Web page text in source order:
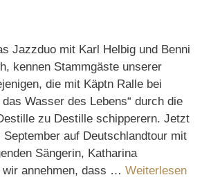
Jazzduo mit Karl Helbig und Benni
kennen Stammgäste unserer
die mit Käptn Ralle bei
das Wasser des Lebens“ durch die
zu Destille schipperern. Jetzt
auf Deutschlandtour mit
Sängerin, Katharina
wir annehmen, dass … Weiterlesen